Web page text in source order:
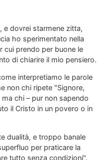
e dovrei starmene zitta,
ho sperimentato nella
cui prendo per buone le
di chiarire il mio pensiero.
interpretiamo le parole
non chi ripete "Signore,
chi – pur non sapendo
il Cristo in un povero o in
dualità, e troppo banale
per praticare la
tutto senza condizioni".